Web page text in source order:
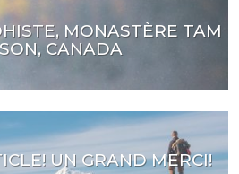
MONASTÈRE TAM
CANADA
UN GRAND MERCI!